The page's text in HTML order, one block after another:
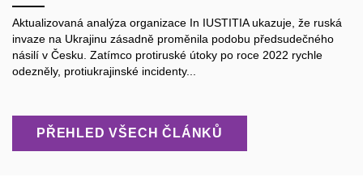
Aktualizovaná analýza organizace In IUSTITIA ukazuje, že ruská
invaze na Ukrajinu zásadně proměnila podobu předsudečného
násilí v Česku. Zatímco protiruské útoky po roce 2022 rychle
odezněly, protiukrajinské incidenty...
PŘEHLED VŠECH ČLÁNKŮ